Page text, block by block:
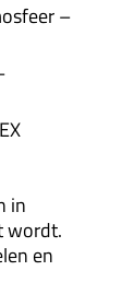
–
in
wordt.
en